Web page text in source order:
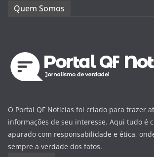
Quem Somos
O Portal QF Notícias foi criado para trazer
informações de seu interesse. Aqui tudo é
apurado com responsabilidade e ética,
sempre a verdade dos fatos.